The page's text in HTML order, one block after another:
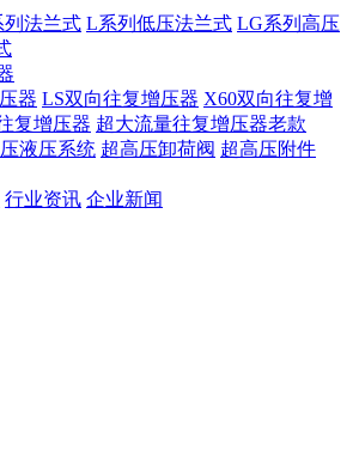
列法兰式 L系列低压法兰式 LG系列高压
器 LS双向往复增压器 X60双向往复增
复增压器 超大流量往复增压器老款
液压系统 超高压卸荷阀 超高压附件
行业资讯 企业新闻